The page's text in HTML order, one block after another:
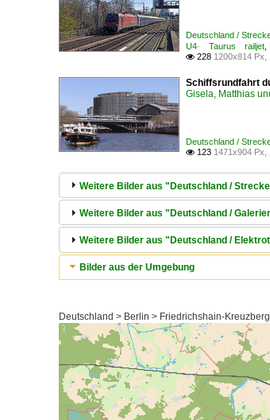
Deutschland /
U4· Taurus railjet
 228 1200x814 Px,
Schiffsrundfahrt
Gisela, Matthias
Deutschland /
 123 1471x904 Px,
Weitere Bilder aus "Deutschland /
Weitere Bilder aus "Deutschland /
Weitere Bilder aus "Deutschland /
Bilder aus der Umgebung
Deutschland > Berlin > Friedrichshain-